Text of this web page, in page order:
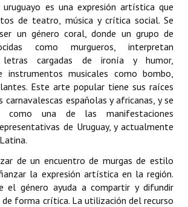
Letrada
Coordinadora
Públicas
es una expresión artística que
de teatro, música y crítica social. Se
un género coral, donde un grupo de
como murgueros, interpretan
letras cargadas de ironía y humor,
instrumentos musicales como bombo,
Este arte popular tiene sus raíces
carnavalescas españolas y africanas, y se
como una de las manifestaciones
de Uruguay, y actualmente
de un encuentro de murgas de estilo
la expresión artística en la región.
el género ayuda a compartir y difundir
de forma crítica. La utilización del recurso